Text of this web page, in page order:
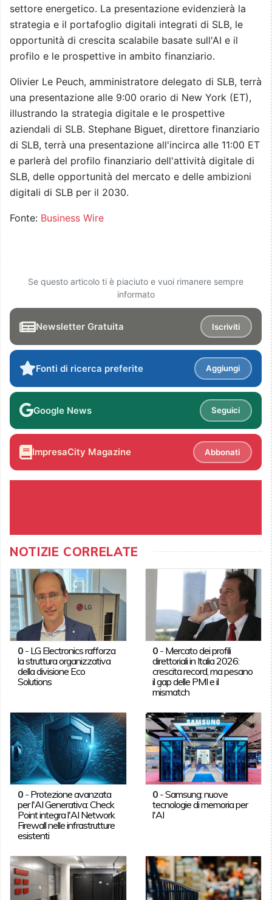
settore energetico. La presentazione evidenzierà la
strategia e il portafoglio digitali integrati di SLB, le
opportunità di crescita scalabile basate sull'AI e il
profilo e le prospettive in ambito finanziario.
Olivier Le Peuch, amministratore delegato di SLB, terrà
una presentazione alle 9:00 orario di New York (ET),
illustrando la strategia digitale e le prospettive
aziendali di SLB. Stephane Biguet, direttore finanziario
di SLB, terrà una presentazione all'incirca alle 11:00 ET
e parlerà del profilo finanziario dell'attività digitale di
SLB, delle opportunità del mercato e delle ambizioni
digitali di SLB per il 2030.
Fonte: Business Wire
Se questo articolo ti è piaciuto e vuoi rimanere sempre
informato
Newsletter Gratuita Iscriviti
Fonti di ricerca preferite Aggiungi
Google News Seguici
ImpresaCity Magazine Abbonati
NOTIZIE CORRELATE
0- LG Electronics rafforza
la struttura organizzativa
della divisione Eco
Solutions
0 - Mercato dei profili
direttoriali in Italia 2026:
crescita record, ma pesano
il gap delle PMI e il
mismatch
0- Protezione avanzata
per l'AI Generativa: Check
Point integra l'AI Network
Firewall nelle infrastrutture
esistenti
0 -Samsung: nuove
tecnologie di memoria per
l'AI